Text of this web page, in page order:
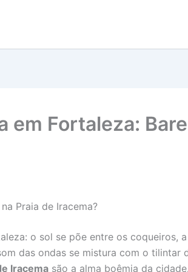
em Fortaleza:
Praia de Iracema?
o sol se põe entre os coqueiros,
das ondas se mistura com o tilintar
Iracema são a alma boêmia da